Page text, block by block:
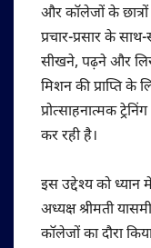
और कॉलेजों के छात्रों
प्रचार-प्रसार के
सीखने, पढ़ने और
मिशन की प्राप्ति के
प्रोत्साहनात्मक
कर रही है।
इस उद्देश्य को
अध्यक्ष श्रीमती
कॉलेजों का दौरा